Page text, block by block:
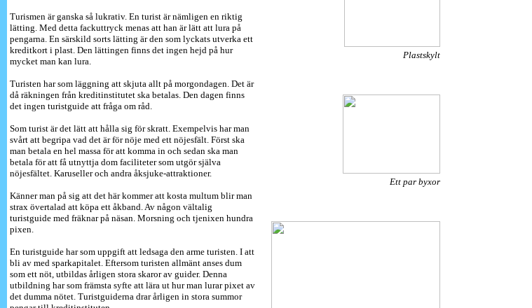
Turismen är ganska så lukrativ. En turist är nämligen en riktig
lätting. Med detta fackuttryck menas att han är lätt att lura på
pengarna. En särskild sorts lätting är den som lyckats utverka ett
kreditkort i plast. Den lättingen finns det ingen hejd på hur
mycket man kan lura.
Turisten har som läggning att skjuta allt på morgondagen. Det är
då räkningen från kreditinstitutet ska betalas. Den dagen finns
det ingen turistguide att fråga om råd.
Som turist är det lätt att hålla sig för skratt. Exempelvis har man
svårt att begripa vad det är för nöje med ett nöjesfält. Först ska
man betala en hel massa för att komma in och sedan ska man
betala för att få utnyttja dom faciliteter som utgör själva
nöjesfältet. Karuseller och andra åksjuke-attraktioner.
Känner man på sig att det här kommer att kosta multum blir man
strax övertalad att köpa ett åkband. Av någon vältalig
turistguide med fräknar på näsan. Morsning och tjenixen hundra
pixen.
En turistguide har som uppgift att ledsaga den arme turisten. I att
bli av med sparkapitalet. Eftersom turisten allmänt anses dum
som ett nöt, utbildas årligen stora skaror av guider. Denna
utbildning har som främsta syfte att lära ut hur man lurar pixet av
det dumma nötet. Turistguiderna drar årligen in stora summor
Plastskylt
Ett par byxor